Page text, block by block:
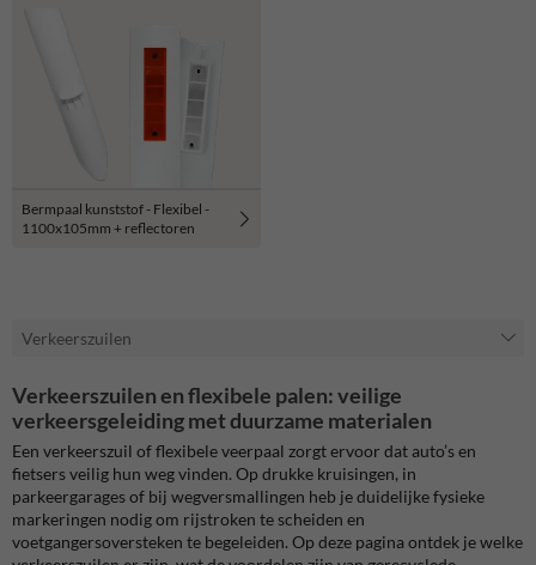
Bermpaal kunststof - Flexibel -
1100x105mm + reflectoren
Verkeerszuilen
Verkeerszuilen en flexibele palen: veilige
verkeersgeleiding met duurzame materialen
Een verkeerszuil of flexibele veerpaal zorgt ervoor dat auto’s en
fietsers veilig hun weg vinden. Op drukke kruisingen, in
parkeergarages of bij wegversmallingen heb je duidelijke fysieke
markeringen nodig om rijstroken te scheiden en
voetgangersoversteken te begeleiden. Op deze pagina ontdek je welke